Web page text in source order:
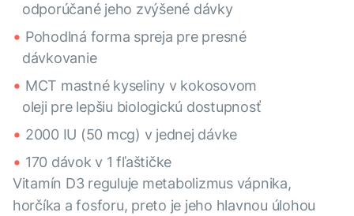
odporúčané jeho zvýšené dávky
Pohodlná forma spreja pre presné
dávkovanie
MCT mastné kyseliny v kokosovom
oleji pre lepšiu biologickú dostupnosť
2000 IU (50 mcg) v jednej dávke
170 dávok v 1 fľaštičke
Vitamín D3 reguluje metabolizmus vápnika,
horčíka a fosforu, preto je jeho hlavnou úlohou